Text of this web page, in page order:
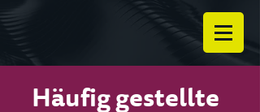
Häufig gestellte